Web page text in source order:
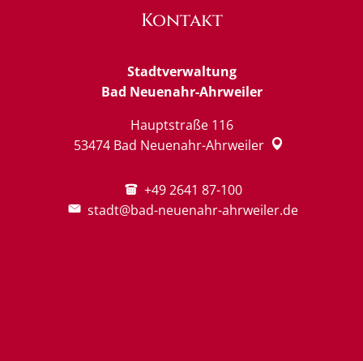
Kontakt
Stadtverwaltung
Bad Neuenahr-Ahrweiler
Hauptstraße 116
53474 Bad Neuenahr-Ahrweiler
+49 2641 87-100
stadt@bad-neuenahr-ahrweiler.de